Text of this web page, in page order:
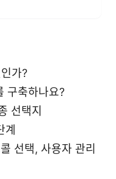
가?
구축하나요?
선택지
선택, 사용자 관리